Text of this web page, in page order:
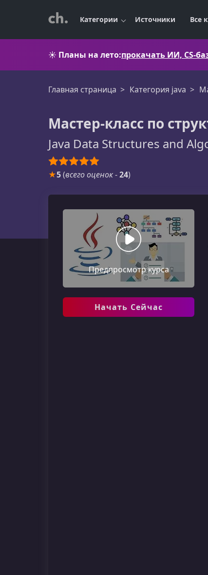
Категории Источники Все
☀️ Планы на лето:прокачать ИИ, CS-
Главная страница Категория java
Мастер-класс по
Java Data Structures and
★5(всего оценок-24)
Предпросмотр курса
Начать Сейчас